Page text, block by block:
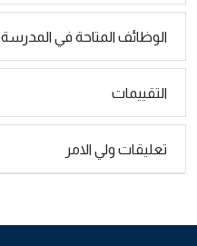
الوظائف المتاحة في المدرسة
التقييمات
تعليقات ولي الامر